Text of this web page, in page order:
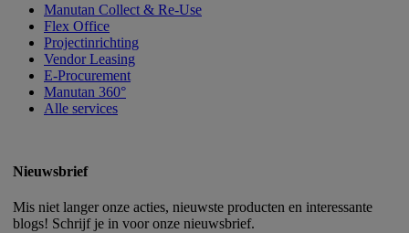
Manutan Collect & Re-Use
Flex Office
Projectinrichting
Vendor Leasing
E-Procurement
Manutan 360°
Alle services
Nieuwsbrief
Mis niet langer onze acties, nieuwste producten en interessante
blogs! Schrijf je in voor onze nieuwsbrief.